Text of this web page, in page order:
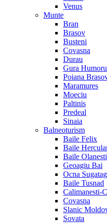
Venus
Munte
Bran
Brasov
Busteni
Covasna
Durau
Gura
Poiana
Maramures
Moeciu
Paltinis
Predeal
Sinaia
Balneoturism
Baile Felix
Baile
Baile Olanesti
Geoagiu Bai
Ocna Sugatag
Baile Tusnad
Calimanesti-
Covasna
Slanic
Sovata